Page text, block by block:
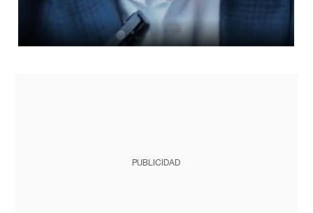
PUBLICIDAD